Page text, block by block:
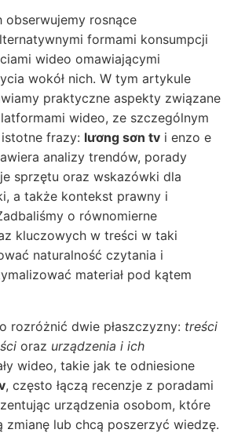
obserwujemy rosnące
formami konsumpcji
wideo omawiającymi
wokół nich. W tym artykule
praktyczne aspekty związane
wideo, ze szczególnym
frazy: lương sơn tv i enzo e
analizy trendów, porady
sprzętu oraz wskazówki dla
a także kontekst prawny i
o równomierne
kluczowych w treści w taki
naturalność czytania i
materiał pod kątem
rozróżnić dwie płaszczyzny: treści
oraz urządzenia i ich
wideo, takie jak te odniesione
, często łączą recenzje z poradami
urządzenia osobom, które
zmianę lub chcą poszerzyć wiedzę.